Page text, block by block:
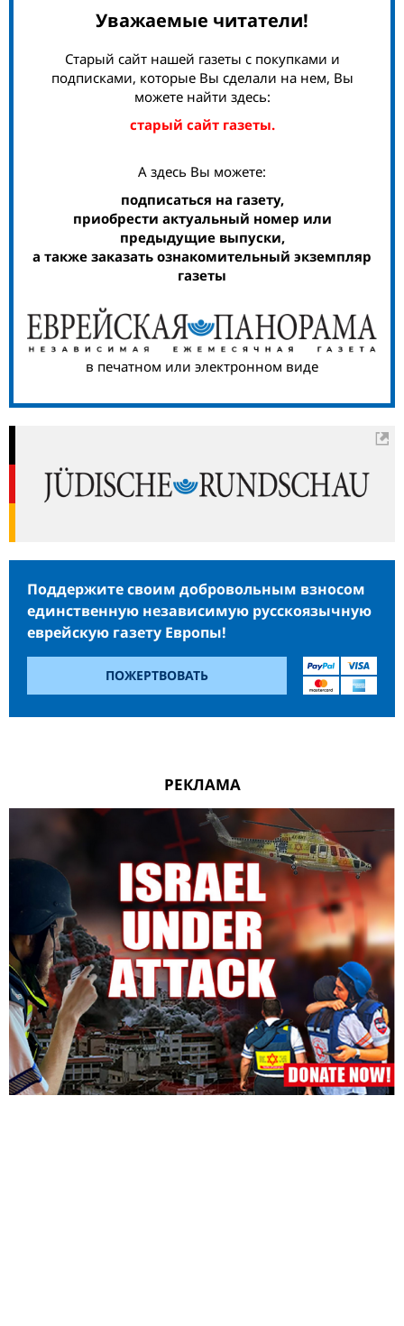
Уважаемые читатели!
Старый сайт нашей газеты с покупками и
подписками, которые Вы сделали на нем, Вы
можете найти здесь:
старый сайт газеты.
А здесь Вы можете:
подписаться на газету,
приобрести актуальный номер или
предыдущие выпуски,
а также заказать ознакомительный экземпляр
газеты
в печатном или электронном виде
Поддержите своим добровольным взносом
единственную независимую русскоязычную
еврейскую газету Европы!
ПОЖЕРТВОВАТЬ
РЕКЛАМА